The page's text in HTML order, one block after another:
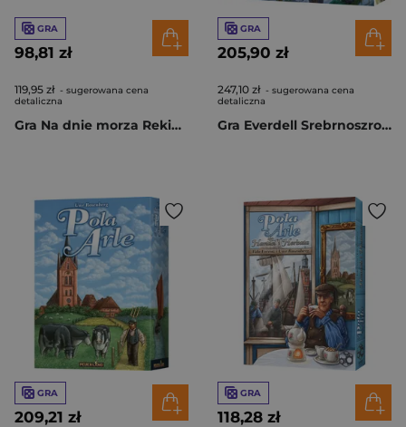
GRA
98,81 zł
119,95 zł - sugerowana cena
detaliczna
Gra Na dnie morza Rekiny i rafy dodatek
GRA
205,90 zł
247,10 zł - sugerowana cena
detaliczna
Gra Everdell Srebrnoszrony
GRA
209,21 zł
GRA
118,28 zł